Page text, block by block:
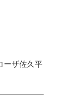
ーザ佐久平